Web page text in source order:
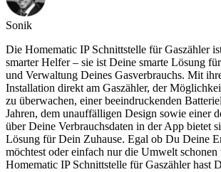
Sonik
Die Homematic IP Schnittstelle für Gaszähler
smarter Helfer – sie ist Deine smarte Lösung
und Verwaltung Deines Gasverbrauchs. Mit
Installation direkt am Gaszähler, der
zu überwachen, einer beeindruckenden
Jahren, dem unauffälligen Design sowie einer
über Deine Verbrauchsdaten in der App bietet
Lösung für Dein Zuhause. Egal ob Du Deine
möchtest oder einfach nur die Umwelt
Homematic IP Schnittstelle für Gaszähler hast